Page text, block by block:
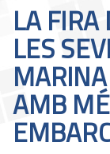
LA FIRA
LES
AMB